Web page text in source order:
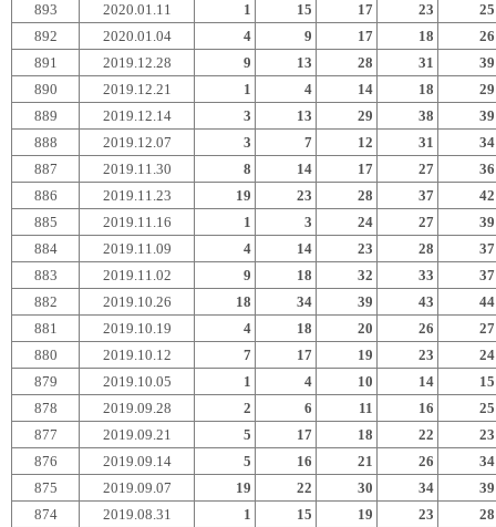
893
2020.01.11 1 15 17 23
25
892
2020.01.04 4 9 17 18
26
891
2019.12.28 9 13 28 31
39
890
2019.12.21 1 4 14 18
29
889
2019.12.14 3 13 29 38
39
888
2019.12.07 3 7 12 31
34
887
2019.11.30 8 14 17 27
36
886
2019.11.23 19 23 28 37
42
885
2019.11.16 1 3 24 27
39
884
2019.11.09 4 14 23 28
37
883
2019.11.02 9 18 32 33
37
882
2019.10.26 18 34 39 43
44
881
2019.10.19 4 18 20 26
27
880
2019.10.12 7 17 19 23
24
879
2019.10.05 1 4 10 14
15
878
2019.09.28 2 6 11 16
25
877
2019.09.21 5 17 18 22
23
876
2019.09.14 5 16 21 26
34
875
2019.09.07 19 22 30 34
39
874
2019.08.31 1 15 19 23
28